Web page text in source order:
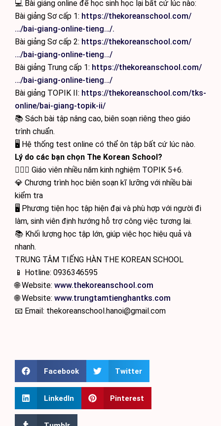
💻 Bài giảng online để học sinh học lại bất cứ lúc nào:
Bài giảng Sơ cấp 1: https://thekoreanschool.com/
…/bai-giang-online-tieng…/.
Bài giảng Sơ cấp 2: https://thekoreanschool.com/
…/bai-giang-online-tieng…/
Bài giảng Trung cấp 1: https://thekoreanschool.com/
…/bai-giang-online-tieng…/
Bài giảng TOPIK II: https://thekoreanschool.com/tks-
online/bai-giang-topik-ii/
📚 Sách bài tập nâng cao, biên soạn riêng theo giáo
trình chuẩn.
🖥 Hệ thống test online có thể ôn tập bất cứ lúc nào.
Lý do các bạn chọn The Korean School?
🙋🏻‍♂️ Giáo viên nhiều năm kinh nghiệm TOPIK 5+6.
💎 Chương trình học biên soạn kĩ lưỡng với nhiều bài
kiểm tra
🖥 Phương tiện học tập hiện đại và phù hợp với người đi
làm, sinh viên định hướng hỗ trợ công việc tương lai.
📚 Khối lượng học tập lớn, giúp việc học hiệu quả và
nhanh.
TRUNG TÂM TIẾNG HÀN THE KOREAN SCHOOL
📱 Hotline: 0936346595
🌐 Website: www.thekoreanschool.com
🌐 Website: www.trungtamtienghantks.com
📧 Email: thekoreanschool.hanoi@gmail.com
Facebook Twitter
LinkedIn Pinterest